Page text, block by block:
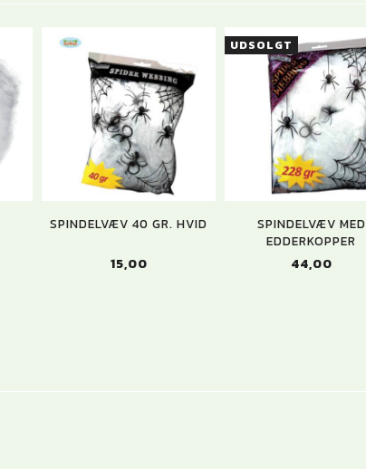
SPINDELVÆV 40 GR. HVID
15,00
UDSOLGT
SPINDELVÆV MED
EDDERKOPPER
44,00